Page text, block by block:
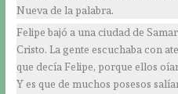
Nueva de la palabra.
Felipe bajó a una ciudad de
Cristo. La gente escuchaba con
que decía Felipe, porque ellos
Y es que de muchos posesos